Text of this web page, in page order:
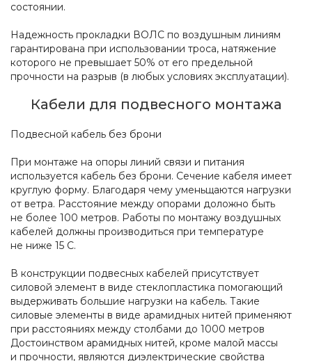
состоянии.
Надежность прокладки ВОЛС по воздушным линиям
гарантирована при использовании троса, натяжение
которого не превышает 50% от его предельной
прочности на разрыв (в любых условиях эксплуатации).
Кабели для подвесного монтажа
Подвесной кабель без брони
При монтаже на опоры линий связи и питания
используется кабель без брони. Сечение кабеля имеет
круглую форму. Благодаря чему уменьщаются нагрузки
от ветра. Расстояние между опорами доложно быть
не более 100 метров. Работы по монтажу воздушных
кабелей должны производиться при температуре
не ниже 15 С.
В конструкции подвесных кабелей присутствует
силовой элемент в виде стеклопластика помогающий
выдерживать большие нагрузки на кабель. Такие
силовые элементы в виде арамидных нитей применяют
при расстояниях между столбами до 1000 метров
Достоинством арамидных нитей, кроме малой массы
и прочности, являются диэлектрические свойства